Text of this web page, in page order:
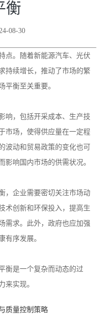
衡
08-30
点。随着新能源汽车、光伏
持续增长，推动了市场的繁
平衡至关重要。
响，包括开采成本、生产技
市场，使得供应量在一定程
波动和贸易政策的变化也可
影响国内市场的供需状况。
，企业需要密切关注市场动
术创新和环保投入，提高生
需求。此外，政府也应加强
有序发展。
衡是一个复杂而动态的过
来实现。
质量控制策略